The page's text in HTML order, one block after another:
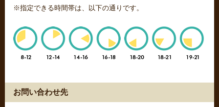
※指定できる時間帯は、以下の通りです。
お問い合わせ先